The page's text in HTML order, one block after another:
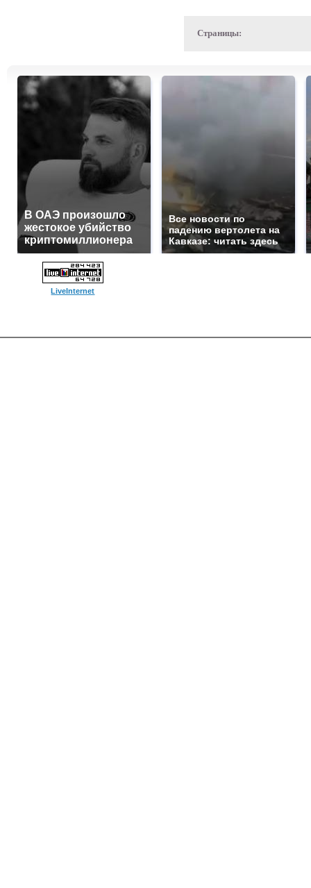
Страницы:
В ОАЭ произошло
жестокое убийство
криптомиллионера
Все новости по
падению вертолета на
Кавказе: читать здесь
LiveInternet